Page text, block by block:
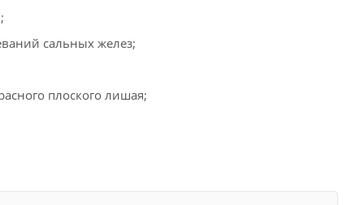
сальных желез;
плоского лишая;